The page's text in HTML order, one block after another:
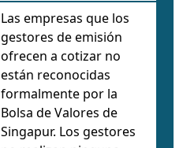
Las empresas que los
gestores de emisión
ofrecen a cotizar no
están reconocidas
formalmente por la
Bolsa de Valores de
Singapur. Los gestores